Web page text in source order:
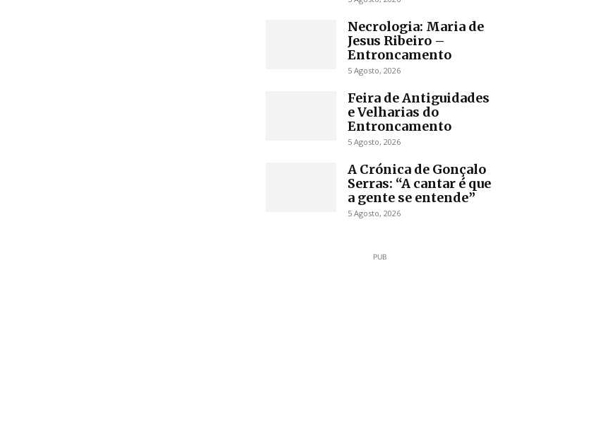
Necrologia: Maria de
Jesus Ribeiro –
Entroncamento
5 Agosto, 2026
Feira de Antiguidades
e Velharias do
Entroncamento
5 Agosto, 2026
A Crónica de Gonçalo
Serras: “A cantar é que
a gente se entende”
5 Agosto, 2026
PUB